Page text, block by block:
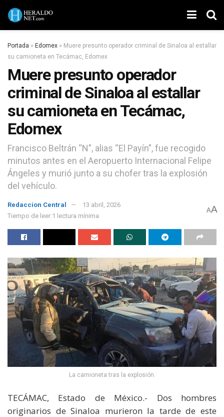
Portada » Edomex » Muere presunto operador criminal de Sinaloa al estallar
su camioneta en Tecámac, Edomex
Muere presunto operador
criminal de Sinaloa al estallar
su camioneta en Tecámac,
Edomex
Francisco Beltrán “N”, alias “El Payín”, fue recogido
minutos antes en el Aeropuerto Internacional Felipe
Ángeles y murió junto a su chofer tras la explosión
del vehículo.
Redaccion Central
13 abril, 2026
Tiempo de leer:1 lectura mínima
AA
La camioneta tras la explosión.
TECÁMAC, Estado de México.- Dos hombres
originarios de Sinaloa murieron la tarde de este